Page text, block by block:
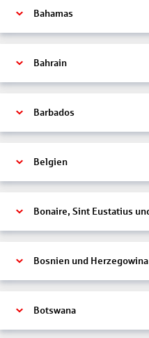
Bahamas
Bahrain
Barbados
Belgien
Bosnien und Herzegowina
Botswana